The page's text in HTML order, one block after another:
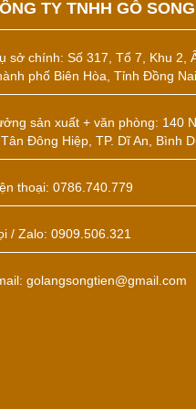
TY TNHH GỖ
sở chính: Số 317, Tổ 7, Khu 2,
phố Biên Hòa, Tỉnh Đồng Nai.
sản xuất + văn phòng: 140
Tân Đông Hiệp, TP. Dĩ An, Bình
thoại: 0786.740.779
/ Zalo: 0909.506.321
golangsongtien@gmail.com